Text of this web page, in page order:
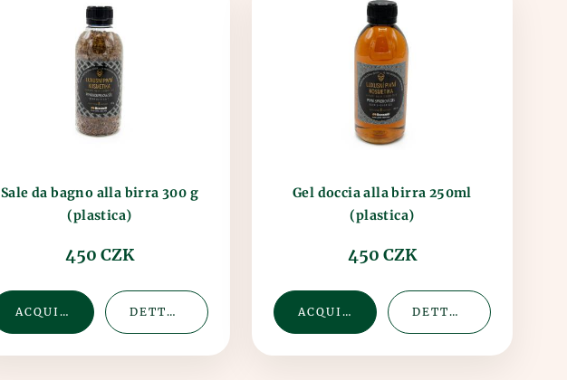
Sale da bagno alla birra 300 g
(plastica)
450 CZK
ACQUISTA DETTAGLIO
Gel doccia alla birra 250ml
(plastica)
450 CZK
ACQUISTA DETTAGLIO